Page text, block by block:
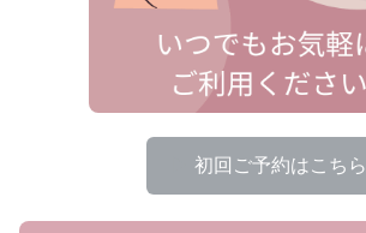
初回ご予約はこちら